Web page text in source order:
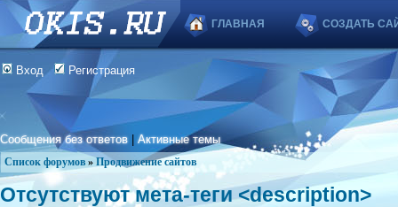
ГЛАВНАЯ СОЗДАТЬ
Вход Регистрация
Сообщения без ответов |Активные темы
Список форумов » Продвижение сайтов
Отсутствуют мета-теги <description>